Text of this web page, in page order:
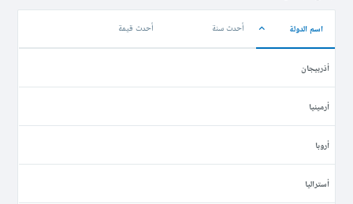
اسم الدولة أحدث سنة أحدث قيمة
أذربيجان
أرمينيا
أروبا
أستراليا